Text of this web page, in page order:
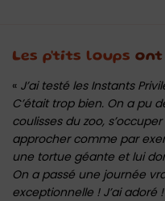
Les p'tits loups ont
« J’ai testé les Instants
C’était trop bien. On a pu
coulisses du zoo,
approcher comme par
une tortue géante et lui
On a passé une journée
exceptionnelle ! J’ai adoré !